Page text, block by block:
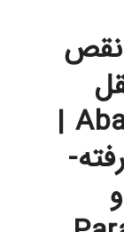
نقص
هوایی شهری با Abaqus |